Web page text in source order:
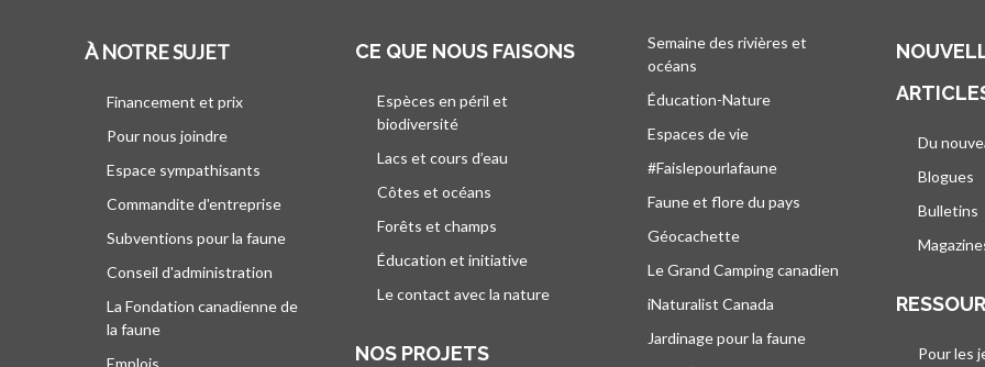
À NOTRE SUJET
Financement et prix
Pour nous joindre
Espace sympathisants
Commandite d'entreprise
Subventions pour la faune
Conseil d'administration
La Fondation canadienne de
la faune
Emplois
CE QUE NOUS FAISONS
Espèces en péril et
biodiversité
Lacs et cours d’eau
Côtes et océans
Forêts et champs
Éducation et initiative
Le contact avec la nature
NOS PROJETS
Semaine des rivières et
océans
Éducation-Nature
Espaces de vie
#Faislepourlafaune
Faune et flore du pays
Géocachette
Le Grand Camping canadien
iNaturalist Canada
Jardinage pour la faune
Du
Blogues
Bulletins
Pour les